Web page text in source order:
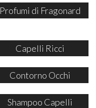
Profumi di Fragonard
Capelli Ricci
Contorno Occhi
Shampoo Capelli